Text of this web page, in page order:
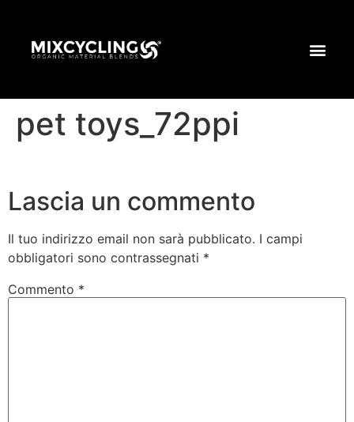
pet toys_72ppi
Lascia un commento
Il tuo indirizzo email non sarà pubblicato. I campi
obbligatori sono contrassegnati *
Commento *